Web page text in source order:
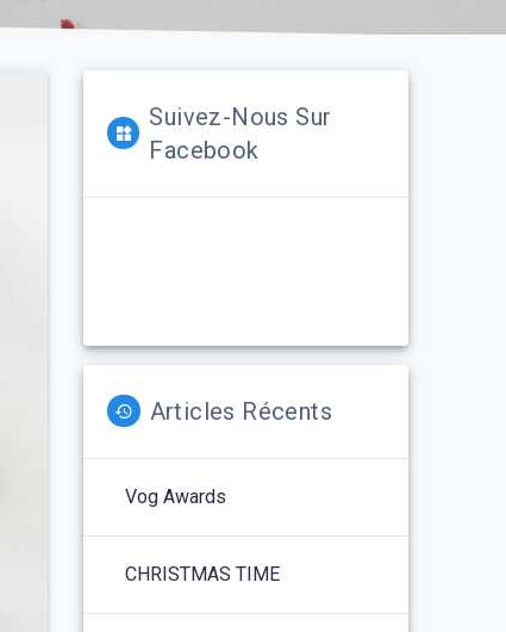
Suivez-Nous Sur
Facebook
Articles Récents
Vog Awards
CHRISTMAS TIME